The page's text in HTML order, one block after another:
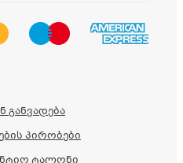
განვადება
პირობები
ტალონი